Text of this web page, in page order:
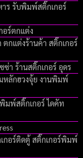
าร รับพิมพ์สติ๊กเกอร์
ร์ตกแต่ง
กแต่งร้านค้า สติ๊กเกอร์
า ร้านสติ๊กเกอร์ อุดร
หลักฮวงจุ้ย งานพิมพ์
มพ์สติ๊กเกอร์ ไดคัท
กอร์ติดตู้ สติ๊กเกอร์พิมพ์